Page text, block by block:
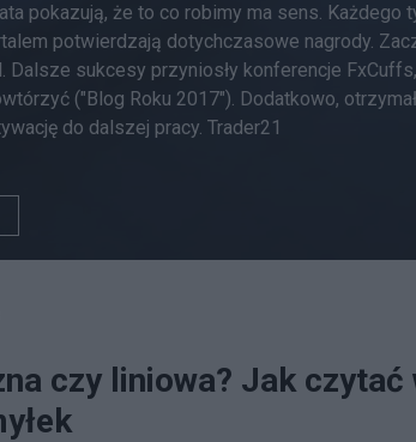
pokazują, że to co robimy ma sens.
potwierdzają dotychczasowe nagrody.
Dalsze sukcesy przyniosły konferencje
("Blog Roku 2017"). Dodatkowo,
do dalszej pracy. Trader21
czy liniowa? Jak czytać